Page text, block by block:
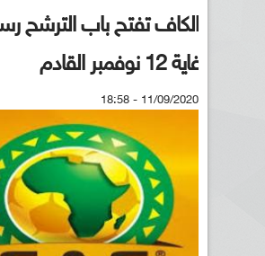
الكاف تفتح باب الترشح
غاية 12 نوفمبر القادم
11/09/2020 - 18:58